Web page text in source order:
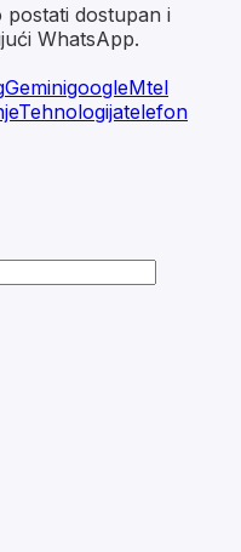
dostupan i
WhatsApp.
GeminigoogleMtel
Tehnologijatelefon